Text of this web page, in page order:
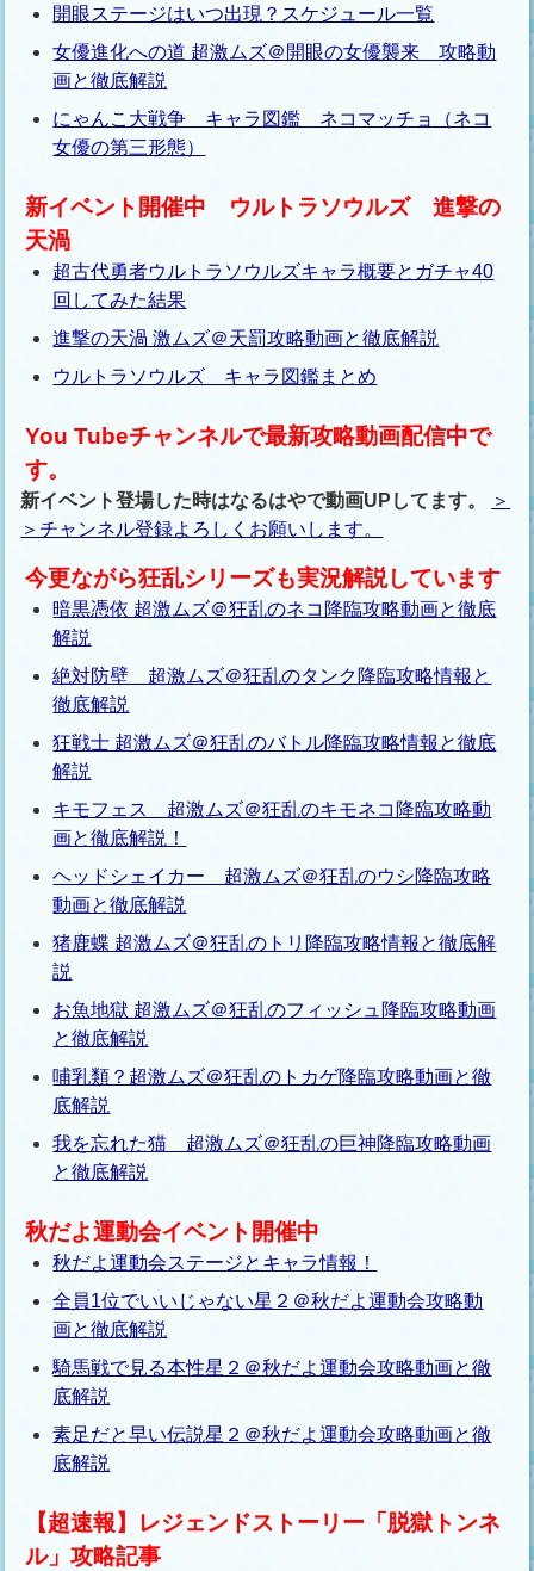
開眼ステージはいつ出現？スケジュール一覧
女優進化への道 超激ムズ＠開眼の女優襲来 攻略動
画と徹底解説
にゃんこ大戦争 キャラ図鑑 ネコマッチョ（ネコ
女優の第三形態）
新イベント開催中 ウルトラソウルズ 進撃の
天渦
超古代勇者ウルトラソウルズキャラ概要とガチャ40
回してみた結果
進撃の天渦 激ムズ＠天罰攻略動画と徹底解説
ウルトラソウルズ キャラ図鑑まとめ
You Tubeチャンネルで最新攻略動画配信中で
す。
新イベント登場した時はなるはやで動画UPしてます。
＞
＞チャンネル登録よろしくお願いします。
今更ながら狂乱シリーズも実況解説しています
暗黒憑依 超激ムズ＠狂乱のネコ降臨攻略動画と徹底
解説
絶対防壁 超激ムズ＠狂乱のタンク降臨攻略情報と
徹底解説
狂戦士 超激ムズ＠狂乱のバトル降臨攻略情報と徹底
解説
キモフェス 超激ムズ＠狂乱のキモネコ降臨攻略動
画と徹底解説！
ヘッドシェイカー 超激ムズ＠狂乱のウシ降臨攻略
動画と徹底解説
猪鹿蝶 超激ムズ＠狂乱のトリ降臨攻略情報と徹底解
説
お魚地獄 超激ムズ＠狂乱のフィッシュ降臨攻略動画
と徹底解説
哺乳類？超激ムズ＠狂乱のトカゲ降臨攻略動画と徹
底解説
我を忘れた猫 超激ムズ＠狂乱の巨神降臨攻略動画
と徹底解説
秋だよ運動会イベント開催中
秋だよ運動会ステージとキャラ情報！
全員1位でいいじゃない星２＠秋だよ運動会攻略動
画と徹底解説
騎馬戦で見る本性星２＠秋だよ運動会攻略動画と徹
底解説
素足だと早い伝説星２＠秋だよ運動会攻略動画と徹
底解説
【超速報】レジェンドストーリー「脱獄トンネ
ル」攻略記事